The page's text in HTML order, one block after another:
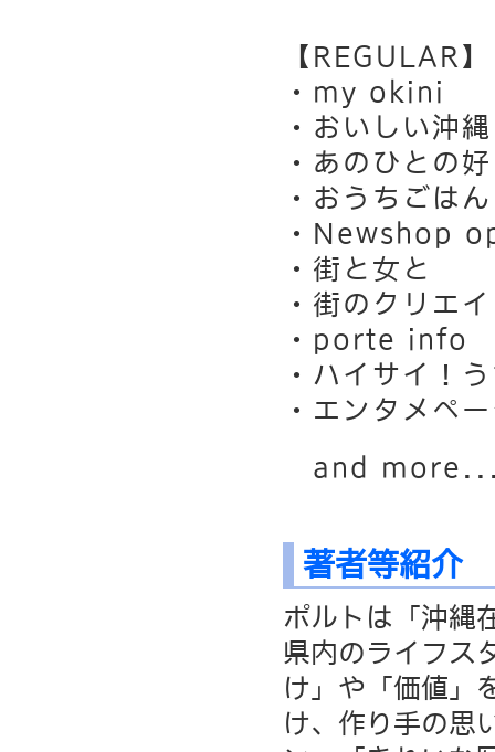
【REGULAR】
・my okini
・おいしい沖縄
・あのひとの
・おうちごはん
・Newshop
・街と女と
・街のクリエ
・porte info
・ハイサイ！
・エンタメペ
and
著者等紹介
ポルトは「沖縄
県内のライフス
け」や「価値」
け、作り手の思